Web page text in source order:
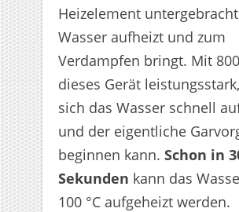
Heizelement
Wasser aufheizt und zum
Verdampfen bringt. Mit
dieses Gerät
sich das Wasser schnell
und der eigentliche
beginnen kann. Schon in
Sekunden kann das
100 °C aufgeheizt werden.